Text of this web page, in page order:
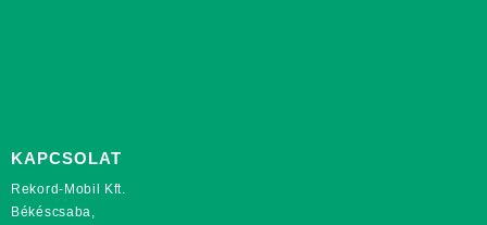
KAPCSOLAT
Rekord-Mobil Kft.
Békéscsaba,